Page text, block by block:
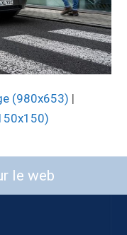
(980x653) |
le web